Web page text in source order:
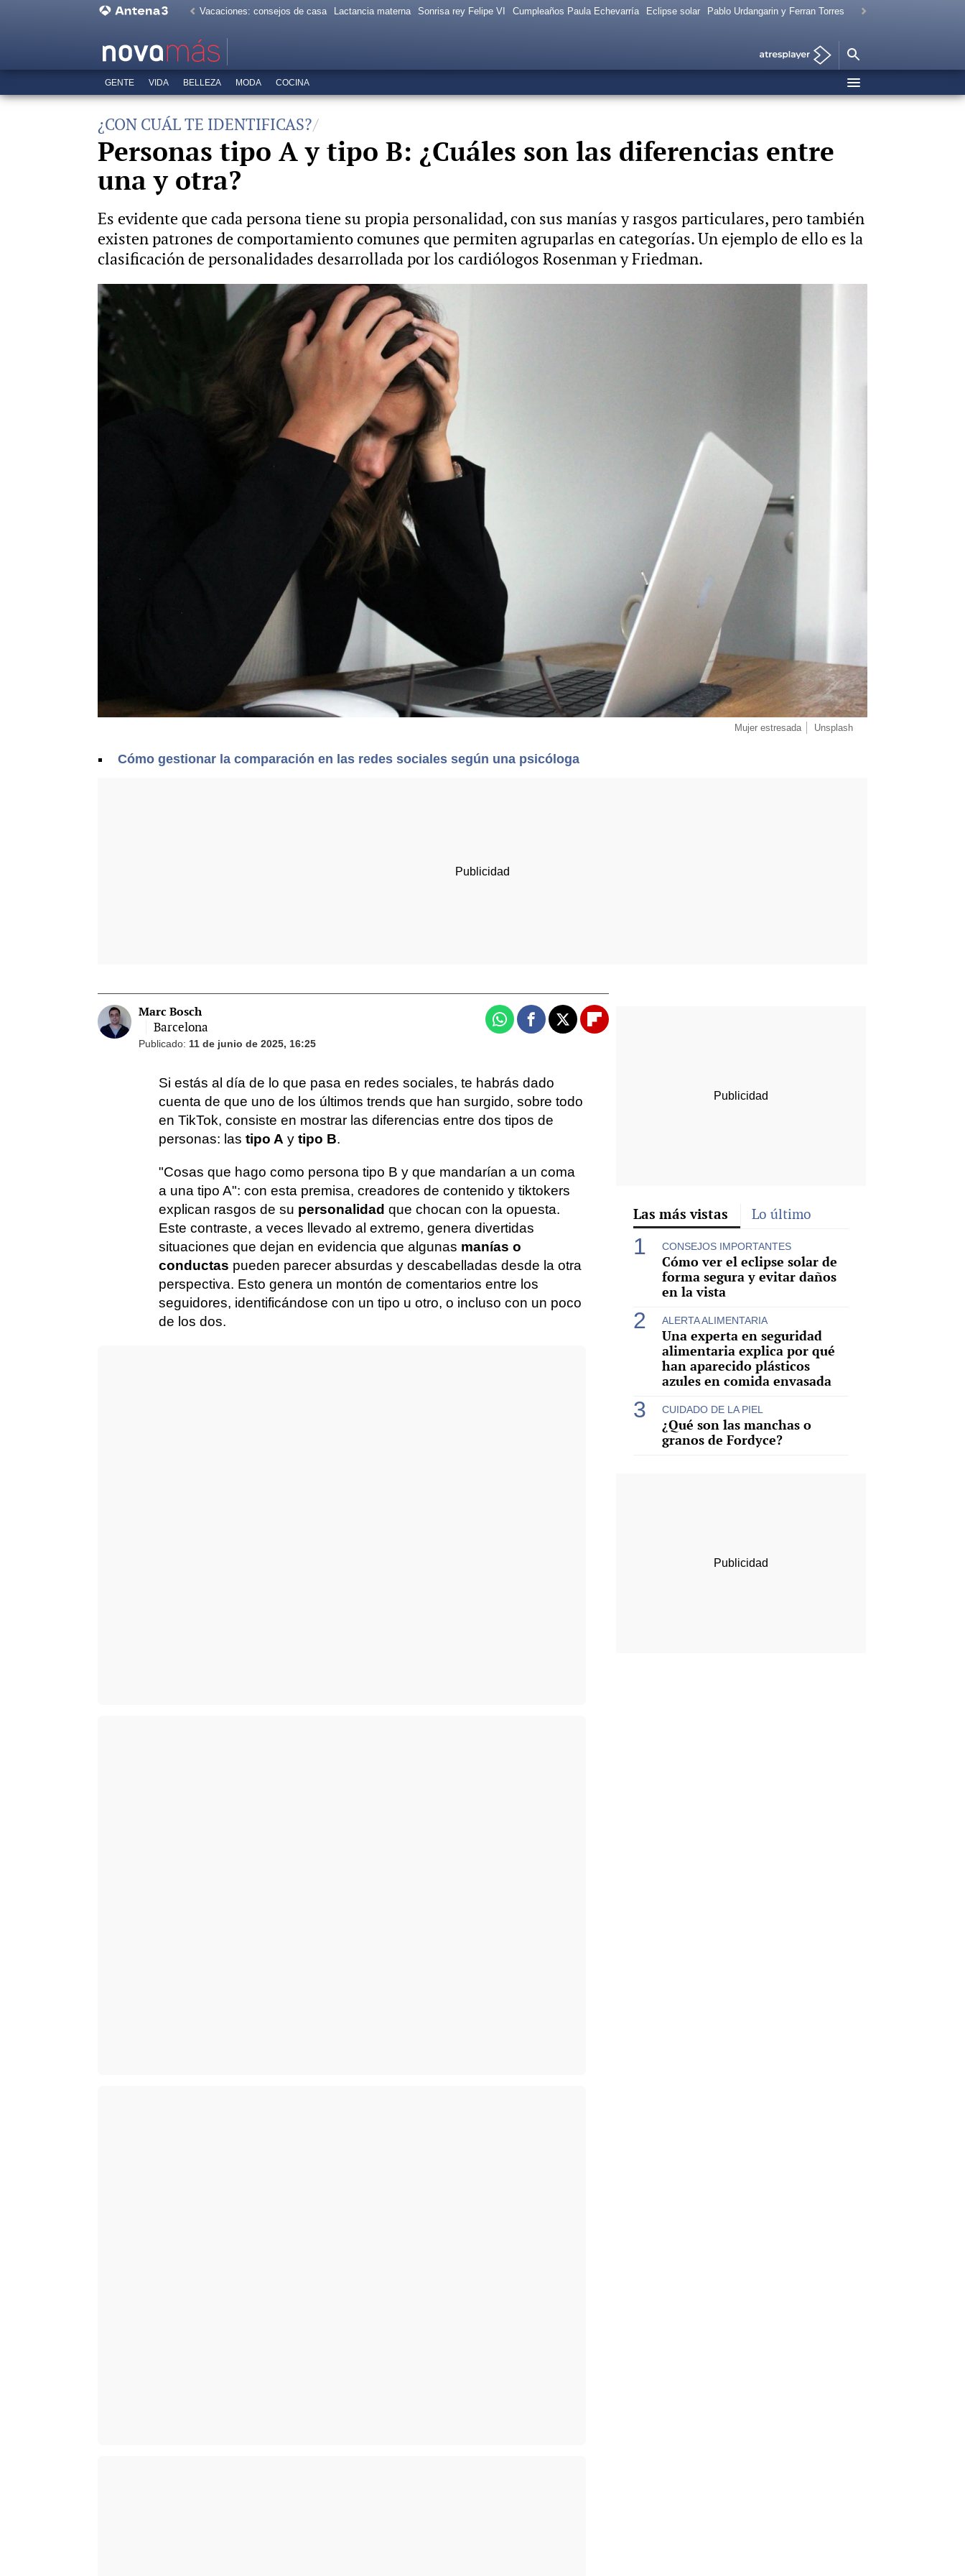
Vacaciones: consejos de casa Lactancia materna Sonrisa rey Felipe VI Cumpleaños Paula Echevarría Eclipse solar Pablo Urdangarin y Ferran Torres
GENTE VIDA BELLEZA MODA COCINA
¿CON CUÁL TE IDENTIFICAS?
Personas tipo A y tipo B: ¿Cuáles son las diferencias entre
una y otra?
Es evidente que cada persona tiene su propia personalidad, con sus manías y rasgos particulares, pero también
existen patrones de comportamiento comunes que permiten agruparlas en categorías. Un ejemplo de ello es la
clasificación de personalidades desarrollada por los cardiólogos Rosenman y Friedman.
Mujer estresada Unsplash
Cómo gestionar la comparación en las redes sociales según una psicóloga
Marc Bosch
Barcelona
Publicado: 11 de junio de 2025, 16:25
WhatsappFacebook
X Flipboard
Si estás al día de lo que pasa en redes sociales, te habrás dado
cuenta de que uno de los últimos trends que han surgido, sobre todo
en TikTok, consiste en mostrar las diferencias entre dos tipos de
personas: las tipo A y tipo B.
"Cosas que hago como persona tipo B y que mandarían a un coma
a una tipo A": con esta premisa, creadores de contenido y tiktokers
explican rasgos de su personalidad que chocan con la opuesta.
Este contraste, a veces llevado al extremo, genera divertidas
situaciones que dejan en evidencia que algunas manías o
conductas pueden parecer absurdas y descabelladas desde la otra
perspectiva. Esto genera un montón de comentarios entre los
seguidores, identificándose con un tipo u otro, o incluso con un poco
de los dos.
Las más vistas Lo último
CONSEJOS IMPORTANTES
Cómo ver el eclipse solar de
forma segura y evitar daños
en la vista
ALERTA ALIMENTARIA
Una experta en seguridad
alimentaria explica por qué
han aparecido plásticos
azules en comida envasada
CUIDADO DE LA PIEL
¿Qué son las manchas o
granos de Fordyce?